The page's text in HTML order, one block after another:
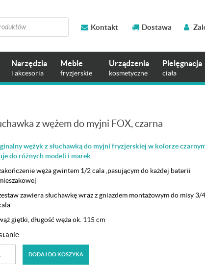
Kontakt Dostawa
Narzędzia
i akcesoria
Meble
fryzjerskie
Urządzenia
kosmetyczne
Pielęgnacja
ciała
z wężem do myjni FOX, czarna
wężyk z słuchawką do myjni fryzjerskiej w kolorze
do różnych modeli i marek
węża gwintem 1/2 cala ,pasującym do każdej baterii
zawiera słuchawkę wraz z gniazdem montażowym do misy 3/4
giętki, długość węża ok. 115 cm
DODAJ DO KOSZYKA